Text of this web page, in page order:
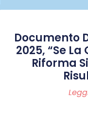
Documento
2025, “Se
Riforma